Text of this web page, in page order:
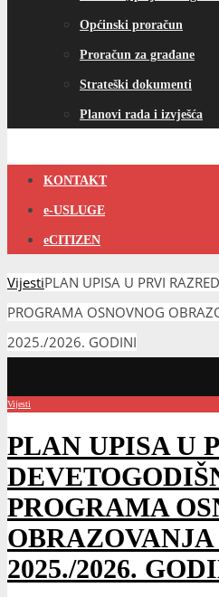
Općinski proračun
Proračun za građane
Strateški dokumenti
Planovi rada i izvješća
KONTAKT
e-USLUGE
eCITIZEN
VijestiPLAN UPISA U PRVI
PROGRAMA OSNOVNOG
2025./2026. GODINI
Vijesti
PLAN UPISA U
PROGRAMA
2025./2026.